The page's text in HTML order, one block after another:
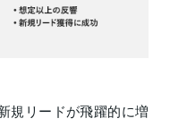
規リードが飛躍的に増